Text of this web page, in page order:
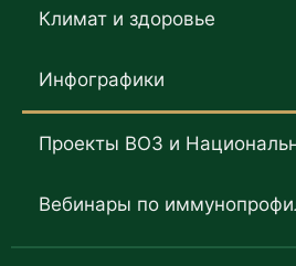
Климат и здоровье
Инфографики
Проекты ВОЗ и
Вебинары по